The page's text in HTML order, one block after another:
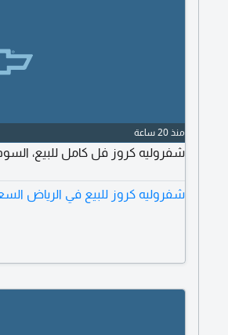
منذ 20 ساعة
شفروليه كروز فل كامل للبيع، السوم 15000، الممشى
شفروليه كروز للبيع في الرياض